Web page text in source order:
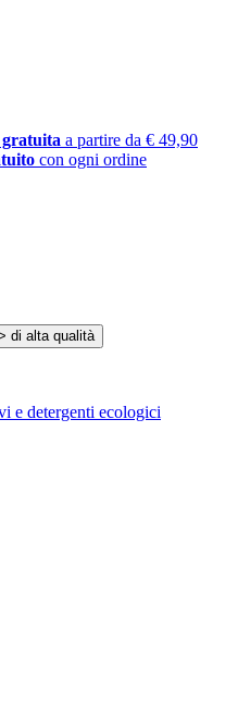
a partire da € 49,90
con ogni ordine
e detergenti ecologici